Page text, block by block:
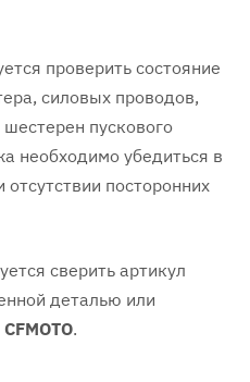
проверить состояние
силовых проводов,
пускового
необходимо убедиться в
посторонних
сверить артикул
деталью или
CFMOTO.